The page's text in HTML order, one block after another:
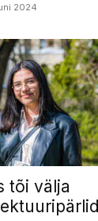
2024
tõi välja